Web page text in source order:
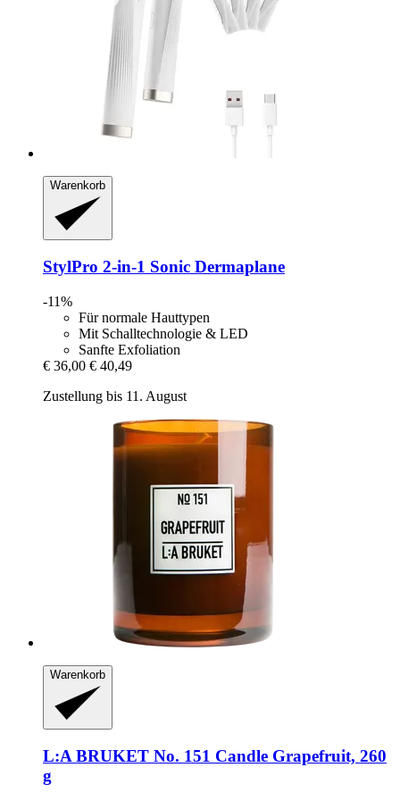
Warenkorb
StylPro 2-​in-​1 Sonic Dermaplane
-11%
Für normale Hauttypen
Mit Schalltechnologie & LED
Sanfte Exfoliation
€ 36,00 € 40,49
Zustellung bis 11. August
Warenkorb
L:A BRUKET No. 151 Candle Grapefruit, 260
g